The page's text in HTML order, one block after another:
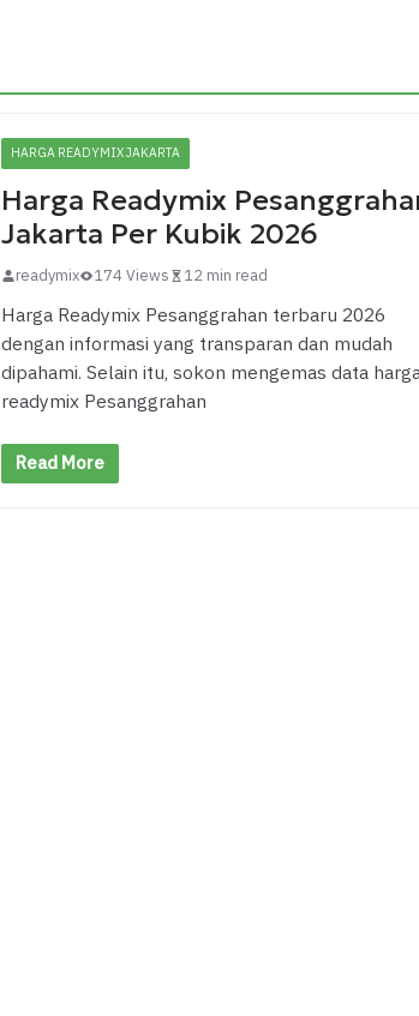
HARGA READYMIX JAKARTA
Harga Readymix
Jakarta Per Kubik 2026
readymix 174 Views 12 min read
Harga Readymix Pesanggrahan terbaru 2026
dengan informasi yang transparan dan mudah
dipahami. Selain itu, sokon mengemas data
readymix Pesanggrahan
Read More